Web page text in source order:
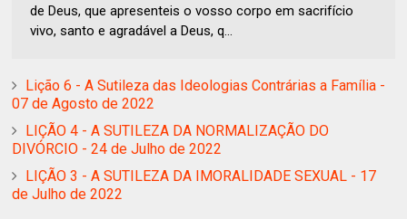
de Deus, que apresenteis o vosso corpo em sacrifício
vivo, santo e agradável a Deus, q...
Lição 6 - A Sutileza das Ideologias Contrárias a Família -
07 de Agosto de 2022
LIÇÃO 4 - A SUTILEZA DA NORMALIZAÇÃO DO
DIVÓRCIO - 24 de Julho de 2022
LIÇÃO 3 - A SUTILEZA DA IMORALIDADE SEXUAL - 17
de Julho de 2022